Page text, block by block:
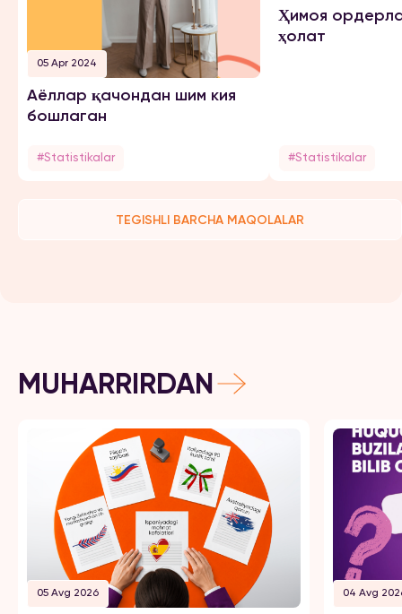
05 Apr 2024
Аёллар қачондан шим кия
бошлаган
#Statistikalar
Ҳимоя
ҳолат
#Statistikalar
TEGISHLI BARCHA MAQOLALAR
MUHARRIRDAN
05 Avg 2026 04 Avg